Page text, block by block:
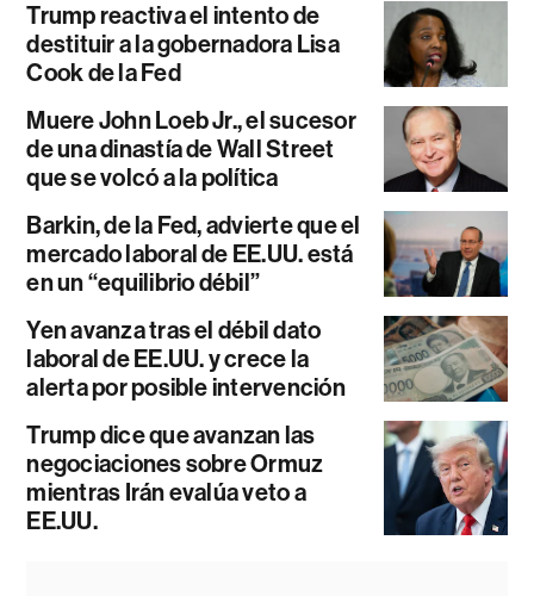
Trump reactiva el intento de
destituir a la gobernadora Lisa
Cook de la Fed
Muere John Loeb Jr., el sucesor
de una dinastía de Wall Street
que se volcó a la política
Barkin, de la Fed, advierte que el
mercado laboral de EE.UU. está
en un “equilibrio débil”
Yen avanza tras el débil dato
laboral de EE.UU. y crece la
alerta por posible intervención
Trump dice que avanzan las
negociaciones sobre Ormuz
mientras Irán evalúa veto a
EE.UU.